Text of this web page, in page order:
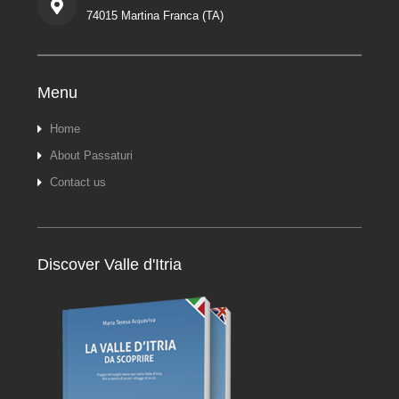
74015 Martina Franca (TA)
Menu
Home
About Passaturi
Contact us
Discover Valle d'Itria